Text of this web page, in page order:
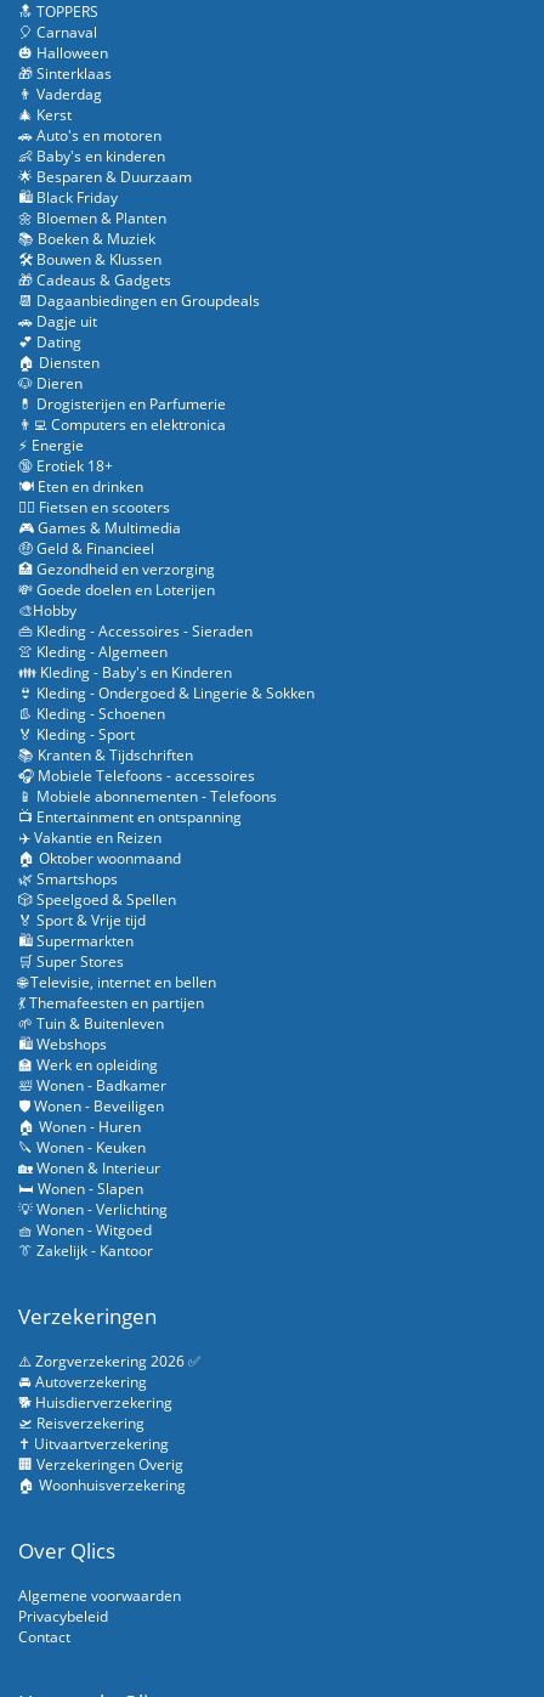
🔝 TOPPERS
🎈 Carnaval
🎃 Halloween
🎁 Sinterklaas
👨 Vaderdag
🎄 Kerst
🚗 Auto's en motoren
👶 Baby's en kinderen
🌟 Besparen & Duurzaam
🛍️ Black Friday
🌼 Bloemen & Planten
📚 Boeken & Muziek
🛠️ Bouwen & Klussen
🎁 Cadeaus & Gadgets
📆 Dagaanbiedingen en Groupdeals
🚗 Dagje uit
💕 Dating
🏠 Diensten
🐶 Dieren
💊 Drogisterijen en Parfumerie
👨‍💻 Computers en elektronica
⚡ Energie
🔞 Erotiek 18+
🍽️ Eten en drinken
🚴‍♂️ Fietsen en scooters
🎮 Games & Multimedia
🤑 Geld & Financieel
🏥 Gezondheid en verzorging
💸 Goede doelen en Loterijen
🎨Hobby
👜 Kleding - Accessoires - Sieraden
👚 Kleding - Algemeen
👪 Kleding - Baby's en Kinderen
👙 Kleding - Ondergoed & Lingerie & Sokken
👢 Kleding - Schoenen
🏅 Kleding - Sport
📚 Kranten & Tijdschriften
🎧 Mobiele Telefoons - accessoires
📱 Mobiele abonnementen - Telefoons
📺 Entertainment en ontspanning
✈️ Vakantie en Reizen
🏠 Oktober woonmaand
🌿 Smartshops
🎲 Speelgoed & Spellen
🏅 Sport & Vrije tijd
🛍️ Supermarkten
🛒 Super Stores
🌐 Televisie, internet en bellen
💃 Themafeesten en partijen
🌱 Tuin & Buitenleven
🛍️ Webshops
🏫 Werk en opleiding
🛀 Wonen - Badkamer
🛡️ Wonen - Beveiligen
🏠 Wonen - Huren
🔪 Wonen - Keuken
🏡 Wonen & Interieur
🛏️ Wonen - Slapen
💡 Wonen - Verlichting
🧺 Wonen - Witgoed
👔 Zakelijk - Kantoor
Verzekeringen
⚠️ Zorgverzekering 2026 ✅
🚘 Autoverzekering
🐕 Huisdierverzekering
🛫 Reisverzekering
✝️ Uitvaartverzekering
🏢 Verzekeringen Overig
🏠 Woonhuisverzekering
Over Qlics
Algemene voorwaarden
Privacybeleid
Contact